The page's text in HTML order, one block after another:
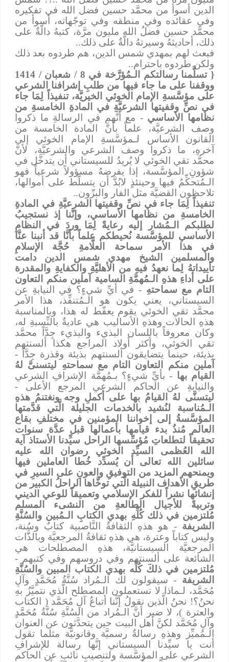
الدين أسوأ من محمَّد حسين فضل الله في تفكيره
وفي عقائده وفي منطقه وفي توجّهاته، أسوأ من
محمَّد حسين فضلُ الله مليون مرَّة، كتبهُ دالَّةٌ على
ذلك، أحاديثهُ وسيرتهُ دالَّةٌ على ذلك..
فبعث لهم بمهدي شمس الدين، هم طردوه بعد ذلك
ولكن طردوه باحترام..
{ تسلَّمنا رسالتكم الـمُؤرَّخة في 8 / شعبان / 1414
ووقفنا على ما جاء فيها من طلبِ إشرافنا الشرعي
على مؤسَّسةِ الإمام الخوئي الخيريَّة، تنفيذاً لِمَا جاء
في نصِّ وقفيتها الشرعيَّةِ في المادةِ الخامسةِ من
نظامها الأساسي- مع أنَّهم في الرسالةِ ما ذكروا
وصف الشرعيَّة، علماً بأنَّ المادة الخامسة من
القانون الأساس لـمؤسَّسةِ الإمام الخوئي إلى
آخرهِ، ما ذكروا وصف الشرعي والشرعيَّة، لأنَّ
محمَّد تقي الخوئي لا يُريدُ للسيستاني أن يتدخَّل في
شؤونِ المؤسَّسة، إذا يفرضهُ مسؤولاً شرعياً فهو
الـمُتحكِّمُ فيها وحينئذٍ لابُدَّ أن يتسلَّط على أموالها،
تلاحظون القضيَّة مثل الفار والبزّون..
تنفيذاً لِمَا جاء في نصِّ وقفيتها الشرعيَّةِ في المادةِ
الخامسةِ من نظامها الأساسي، وإنَّنا إذ نستجيبُ
لطلبكم الـمُشار إليه رعايةً لِمَا وردَ في النظامِ
الأساسي للمؤسَّسة نُحيطكم علماً بأنَّا قد أنبنا عنَّا
في هذا الأمر سماحة العلَّامةِ حُجَّة الإسلامِ
والمسلمين الشيخ مهدي شمس الدين دامت
تأييداتهُ لِما نعهدُ فيهِ من الأهليَّةِ والكفايةِ والمقدرة
على أداءِ هذهِ الـمُهمَّةِ السامية آملين منكم التعاون
التام مع سماحتهِ- في أيِّ شيءٍ؟ في النيابةِ عن
السيستاني، يعني يكون هو الـمُتنفِّذ، هذا الأمر
محمَّد تقي الخوئي يقوم يعفّط له هذا، وبالمناسبة
هذهِ الحالات وهذهِ الأساليب هي عاديةٌ بالنِّسبةِ له،
وكان معروفاً باللسان البذيء والبذيء جِدَّاً محمَّد
تقي الخوئي، وأكثر أولاد المراجع هكذا ألسنتهم
بذيئة، حينما يتضايقون ألسنتهم بذيئة وقذرة جِدَّاً -
آملين منكم التعاون التام مع سماحتهِ ليتسنىَّ لهُ
القيام بها- بأيِّ شيءٍ؟ بـمُهمَّة الإشرافِ الشرعي
والنيابةِ عن الحاكم الشرعي المرجع الأعلى -
ليتسنَّى لهُ القيامُ بها على أكملِ وجه ونغتنمُ هذهِ
الـمُناسبة لنُشيد بالخدمات الجليلة الَّتي قدَّمتها
المؤسَّسةُ إلى إخواننا المؤمنين في مختلفِ بقاع
العالم مُنذُ بدء قيامها بأعمالها قبل عدَّة سنوات
تحقيقاً لتطلعاتِ مُؤسِّسها الراحل سيِّدنا الأستاذ آية
الله العُظمى السيِّد الخوئي رضوان الله عليه
سائلين الله تعالى أن يُسدِّد خُطا العاملين فيها
ويمنحهم المزيد من التوفيقِ والعونِ على السيرِ في
طريقِ الأهداف النبيلة الَّتي توخَّاها الراحلُ الكبير من
إنشائها نشراً للفكر الإسلامي وتعميقاً للوعي الديني
وتربيةً للأجيال الطالعةِ من النشىء المسلم
مُلتزمين في ذلك كُلِّهِ بهدي الكتابِ الـمُبين والسُنَّةِ
الشريفة- هو هذهِ الثقافةُ النَّاصبية كتابٌ وسُنة،
وليس كتاباً وعترة، هي هذهِ ثقافةُ المرجعيَّة وبالذَّات
المرجعيَّة السيستانيَّة، هذهِ المصطلحات هي
الشائعة على ألسنتهم وفي دروسهم وفي كتبهم -
مُلتزمين في ذلكَ كُلِّه بهدي الكتاب المبين والسُنَّةِ
الشريفة- سيقولون لك الـمُراد سُنَّةُ مُحَمَّدٍ وآلِ
مُحَمَّد، لـماذا لا تستعملون المصطلح الَّذي نتميَّزُ بهِ
نحنُ؟! نحنُ الَّذين نقولُ إنَّنا أتباعُ آلِ مُحَمَّد ( الكتاب
والعترة )، لا ضير أنَّ الـمُراد من السُنَّةِ سُنَّةُ مُحَمَّدٍ
وآلِ مُحَمَّد لكنَّ أهل البيت حين يتحدَّثون عن العنوان
الـمُميِّز وهذهِ رسالةٌ رسميَّة وقانونيَّة مثلما تقول
أنت يا سيِّدنا السيستاني إنَّها رسالة للإشرافِ
الشرعي على المؤسَّسة ولتنصيبِ نائبٍ عن الحاكم